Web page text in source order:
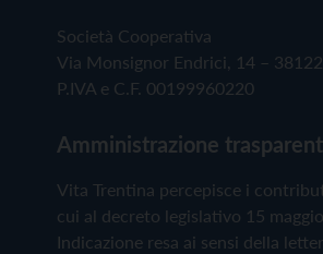
Società Cooperativa
Via Monsignor Endrici, 14 –
P.IVA e C.F. 00199960220
Amministrazione
Vita Trentina percepisce i
cui al decreto legislativo 15
Indicazione resa ai sensi della